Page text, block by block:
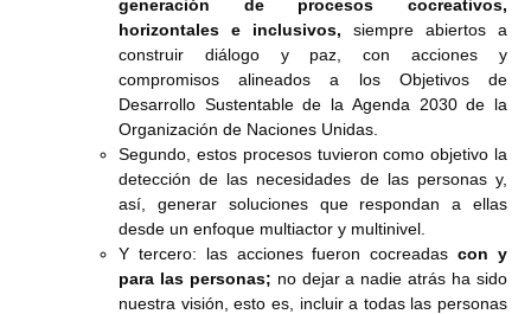
generación de procesos cocreativos,
horizontales e inclusivos, siempre abiertos a
construir diálogo y paz, con acciones y
compromisos alineados a los Objetivos de
Desarrollo Sustentable de la Agenda 2030 de la
Organización de Naciones Unidas.
Segundo, estos procesos tuvieron como objetivo la
detección de las necesidades de las personas y,
así, generar soluciones que respondan a ellas
desde un enfoque multiactor y multinivel.
Y tercero: las acciones fueron cocreadascon y
para las personas; no dejar a nadie atrás ha sido
nuestra visión, esto es, incluir a todas las personas